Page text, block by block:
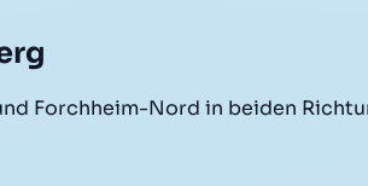
Forchheim-Nord in beiden